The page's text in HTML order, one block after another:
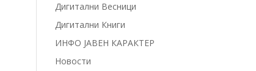
Дигитални Весници
Дигитални Книги
ИНФО ЈАВЕН КАРАКТЕР
Новости